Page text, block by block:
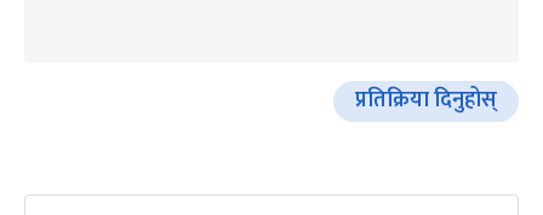
प्रतिक्रिया दिनुहोस्